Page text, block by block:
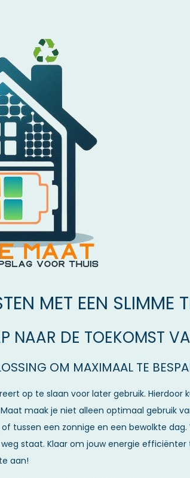
MET EEN SLIMME
DE TOEKOMST
OM MAXIMAAL TE
op te slaan voor later gebruik. Hierdoor
maak je niet alleen optimaal gebruik
tussen een zonnige en een bewolkte
staat. Klaar om jouw energie efficiënter
aan!